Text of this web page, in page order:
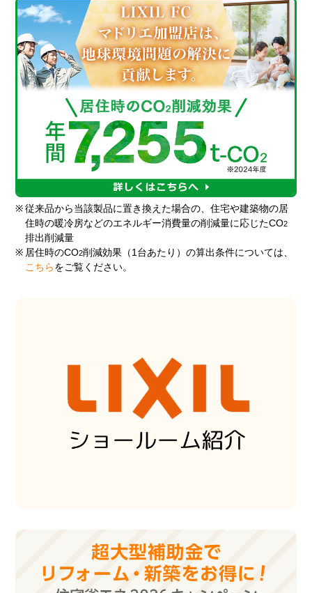
※ 従来品から当該製品に置き換えた場合の、住宅や建築物の居
住時の暖冷房などのエネルギー消費量の削減量に応じたCO2
排出削減量
※ 居住時のCO2削減効果（1台あたり）の算出条件については、
こちら をご覧ください。